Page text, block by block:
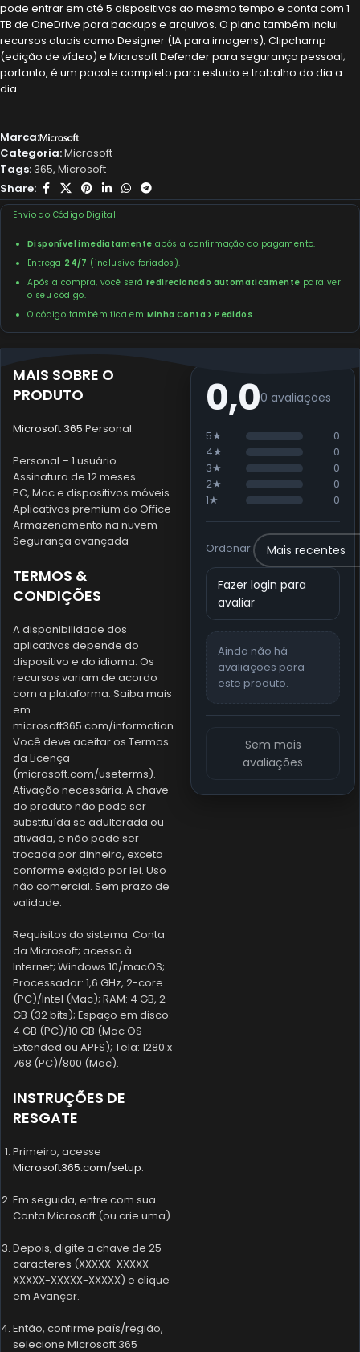
pode entrar em até 5 dispositivos ao mesmo tempo e conta com 1
TB de OneDrive para backups e arquivos. O plano também inclui
recursos atuais como Designer (IA para imagens), Clipchamp
(edição de vídeo) e Microsoft Defender para segurança pessoal;
portanto, é um pacote completo para estudo e trabalho do dia a
dia.
Marca:
Categoria:Microsoft
Tags: 365, Microsoft
Share:
Envio do Código Digital
Disponível imediatamente após a confirmação do pagamento.
Entrega 24/7 (inclusive feriados).
Após a compra, você será redirecionado automaticamente para ver
o seu código.
O código também fica em Minha Conta > Pedidos.
MAIS SOBRE O
PRODUTO
Microsoft 365 Personal:
Personal – 1 usuário
Assinatura de 12 meses
PC, Mac e dispositivos móveis
Aplicativos premium do Office
Armazenamento na nuvem
Segurança avançada
TERMOS &
CONDIÇÕES
A disponibilidade dos
aplicativos depende do
dispositivo e do idioma. Os
recursos variam de acordo
com a plataforma. Saiba mais
em
microsoft365.com/information.
Você deve aceitar os Termos
da Licença
(microsoft.com/useterms).
Ativação necessária. A chave
do produto não pode ser
substituída se adulterada ou
ativada, e não pode ser
trocada por dinheiro, exceto
conforme exigido por lei. Uso
não comercial. Sem prazo de
validade.
Requisitos do sistema: Conta
da Microsoft; acesso à
Internet; Windows 10/macOS;
Processador: 1,6 GHz, 2-core
(PC)/Intel (Mac); RAM: 4 GB, 2
GB (32 bits); Espaço em disco:
4 GB (PC)/10 GB (Mac OS
Extended ou APFS); Tela: 1280 x
768 (PC)/800 (Mac).
INSTRUÇÕES DE
RESGATE
Primeiro, acesse
Microsoft365.com/setup.
Em seguida, entre com sua
Conta Microsoft (ou crie uma).
Depois, digite a chave de 25
caracteres (XXXXX-XXXXX-
XXXXX-XXXXX-XXXXX) e clique
em Avançar.
Então, confirme país/região,
selecione Microsoft 365
0,00 avaliações
5★
0
4★
0
3★
0
2★
0
1★
0
Ordenar:
Fazer login para
avaliar
Ainda não há
avaliações para
este produto.
Sem mais
avaliações